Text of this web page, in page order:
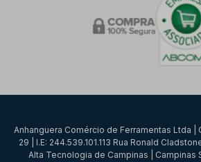
Anhanguera Comércio de Ferramentas Ltda |
29 | I.E: 244.539.101.113 Rua Ronald
Alta Tecnologia de Campinas | Campinas